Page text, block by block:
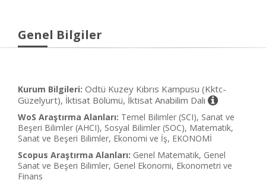
Genel Bilgiler
Kurum Bilgileri: Odtü Kuzey Kıbrıs Kampusu (Kktc-
Güzelyurt), İktisat Bölümü, İktisat Anabilim Dalı
WoS Araştırma Alanları: Temel Bilimler (SCI), Sanat ve
Beşeri Bilimler (AHCI), Sosyal Bilimler (SOC), Matematik,
Sanat ve Beşeri Bilimler, Ekonomi ve İş, EKONOMİ
Scopus Araştırma Alanları: Genel Matematik, Genel
Sanat ve Beşeri Bilimler, Genel Ekonomi, Ekonometri ve
Finans